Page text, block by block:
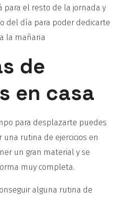
para el resto de la jornada y
del día para poder dedicarte
de
en casa
para desplazarte puedes
rutina de ejercicios en
un gran material y se
muy completa.
alguna rutina de